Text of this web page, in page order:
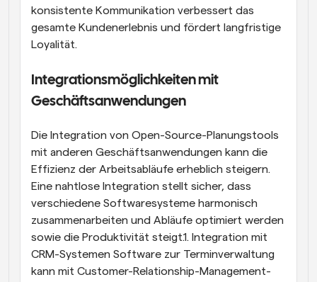
konsistente Kommunikation verbessert das
gesamte Kundenerlebnis und fördert langfristige
Loyalität.
Integrationsmöglichkeiten mit
Geschäftsanwendungen
Die Integration von Open-Source-Planungstools
mit anderen Geschäftsanwendungen kann die
Effizienz der Arbeitsabläufe erheblich steigern.
Eine nahtlose Integration stellt sicher, dass
verschiedene Softwaresysteme harmonisch
zusammenarbeiten und Abläufe optimiert werden
sowie die Produktivität steigt.1. Integration mit
CRM-Systemen Software zur Terminverwaltung
kann mit Customer-Relationship-Management-